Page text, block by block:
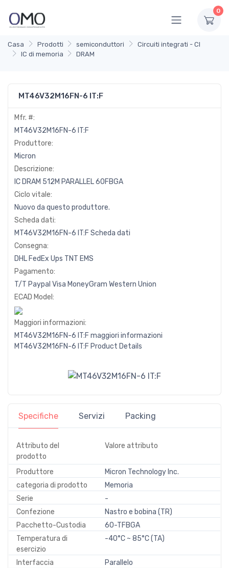
0
Casa Prodotti semiconduttori
Circuiti integrati - CI
IC di memoria
DRAM
MT46V32M16FN-6 IT:F
Mfr. #:
MT46V32M16FN-6 IT:F
Produttore:
Micron
Descrizione:
IC DRAM 512M PARALLEL 60FBGA
Ciclo vitale:
Nuovo da questo produttore.
Scheda dati:
MT46V32M16FN-6 IT:F Scheda dati
Consegna:
DHL FedEx Ups TNT EMS
Pagamento:
T/T Paypal Visa MoneyGram Western Union
ECAD Model:
Maggiori informazioni:
MT46V32M16FN-6 IT:F maggiori informazioni
MT46V32M16FN-6 IT:F Product Details
Specifiche Servizi Packing
Attributo del
prodotto
Valore attributo
Produttore
Micron Technology Inc.
categoria di prodotto
Memoria
Serie
-
Confezione
Nastro e bobina (TR)
Pacchetto-Custodia
60-TFBGA
Temperatura di
esercizio
-40°C ~ 85°C (TA)
Interfaccia
Parallelo